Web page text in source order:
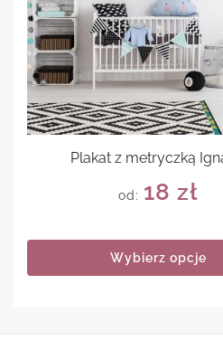
Plakat z metryczką
od: 18 zł
Wybierz opcje